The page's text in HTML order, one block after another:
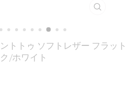
トトゥ ソフトレザー フラット
/ホワイト